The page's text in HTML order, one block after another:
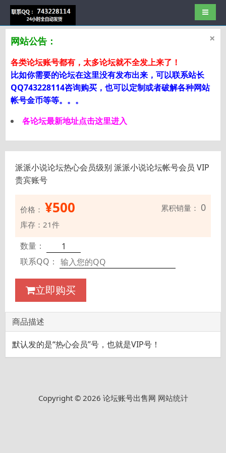
导航切
×
网站公告：
各类论坛账号都有，太多论坛就不全发上来了！
比如你需要的论坛在这里没有发布出来，可以联系站长
QQ743228114咨询购买，也可以定制或者破解各种网站
帐号金币等等。。。
各论坛最新地址点击这里进入
派派小说论坛热心会员级别 派派小说论坛帐号会员 VIP
贵宾账号
价格： ¥500 累积销量： 0
库存：21件
数量：
联系QQ：
立即购买
商品描述
默认发的是“热心会员”号，也就是VIP号！
Copyright © 2026 论坛账号出售网 网站统计